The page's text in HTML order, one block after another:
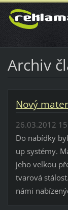
Archiv
Nový
26.03.2012
Do nabídky
up systémy.
jeho velkou
tvarová
námi